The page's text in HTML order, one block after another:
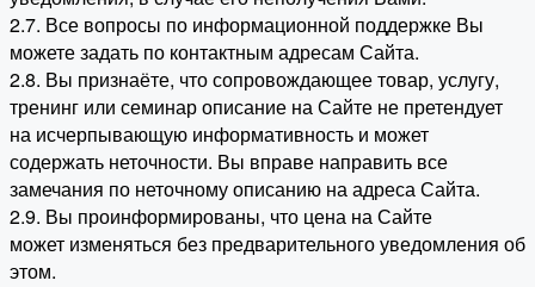
2.7. Все вопросы по информационной поддержке Вы
можете задать по контактным адресам Сайта.
2.8. Вы признаёте, что сопровождающее товар, услугу,
тренинг или семинар описание на Сайте не претендует
на исчерпывающую информативность и может
содержать неточности. Вы вправе направить все
замечания по неточному описанию на адреса Сайта.
2.9. Вы проинформированы, что цена на Сайте
может изменяться без предварительного уведомления об
этом.